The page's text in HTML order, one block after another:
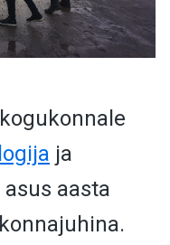
ja
aasta